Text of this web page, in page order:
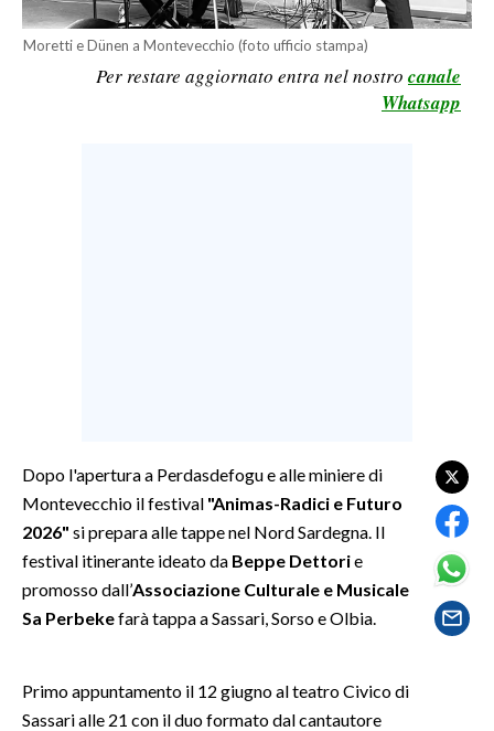
BANDI
SPETTACOLI
GOSSIP
SALUTE
SARDI NEL MONDO
Moretti e Dünen a Montevecchio (foto ufficio stampa)
Per restare aggiornato entra nel nostro canale
Whatsapp
Dopo l'apertura a Perdasdefogu e alle miniere di
Montevecchio il festival "Animas-Radici e Futuro
2026" si prepara alle tappe nel Nord Sardegna. Il
festival itinerante ideato da Beppe Dettorie
promosso dall’Associazione Culturale e Musicale
Sa Perbekefarà tappa a Sassari, Sorso e Olbia.
Primo appuntamento il 12 giugno al teatro Civico di
Sassari alle 21 con il duo formato dal cantautore